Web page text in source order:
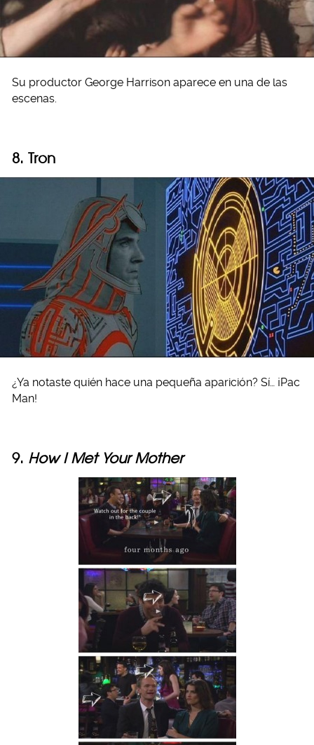
Su productor George Harrison aparece en una de las
escenas.
8. Tron
¿Ya notaste quién hace una pequeña aparición? Sí… ¡Pac
Man!
9. How I Met Your Mother